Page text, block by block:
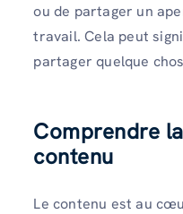
ou de partager un
travail. Cela peut
partager quelque
Comprendre
contenu
Le contenu est au